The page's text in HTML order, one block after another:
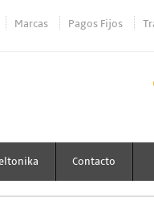
Marcas Pagos Fijos
Contacto